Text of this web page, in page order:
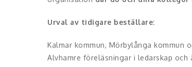
Urval av tidigare beställare:
Kalmar kommun, Mörbylånga kommun
Alvhamre föreläsningar i ledarskap och